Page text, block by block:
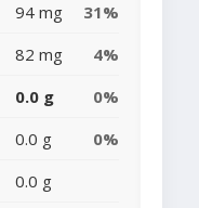
94 mg
31%
82 mg
4%
0.0 g
0%
0.0 g
0%
0.0 g